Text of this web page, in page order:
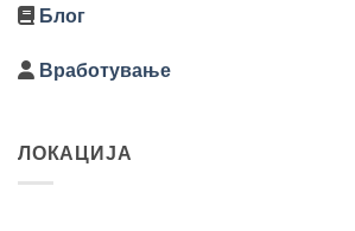
Блог
Вработување
ЛОКАЦИЈА